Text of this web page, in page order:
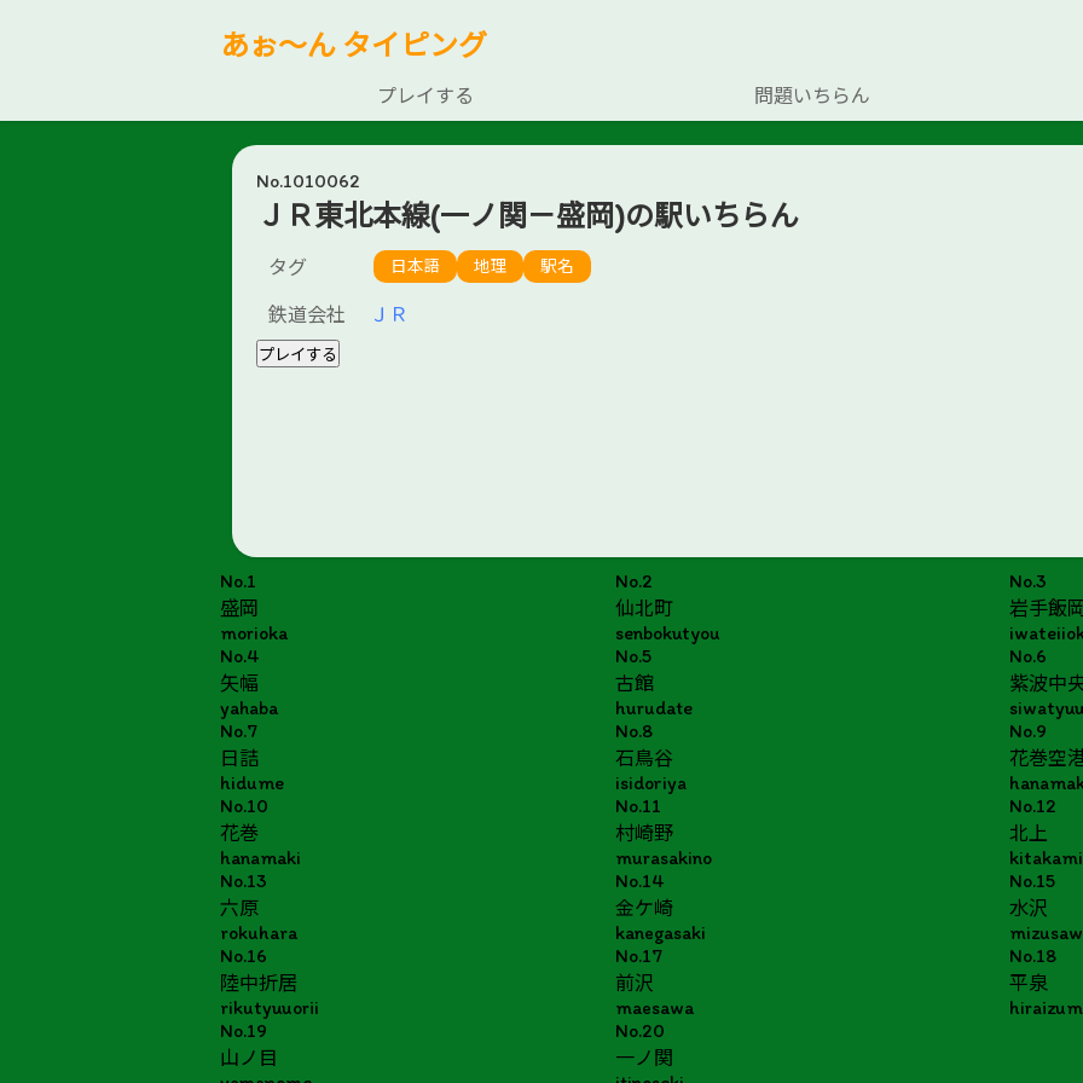
あぉ～ん タイピング
プレイする 問題いちらん
No.1010062
ＪＲ東北本線(一ノ関－盛岡)の駅いちらん
タグ 日本語 地理 駅名
鉄道会社 ＪＲ
プレイする
No.1
盛岡
morioka
No.2
仙北町
senbokutyou
No.3
岩手飯岡
No.4
矢幅
yahaba
No.5
古館
hurudate
No.6
紫波中
No.7
日詰
hidume
No.8
石鳥谷
isidoriya
No.9
花巻空
No.10
花巻
hanamaki
No.11
村崎野
murasakino
No.12
北上
kitakami
No.13
六原
rokuhara
No.14
金ケ崎
kanegasaki
No.15
水沢
No.16
陸中折居
rikutyuuorii
No.17
前沢
maesawa
No.18
平泉
No.19
山ノ目
No.20
一ノ関